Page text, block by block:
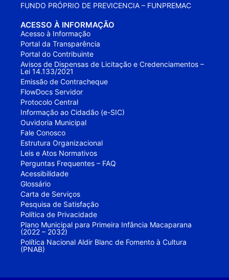
FUNDO PRÓPRIO DE PREVICENCIA – FUNPREMAC
ACESSO À INFORMAÇÃO
Acesso à Informação
Portal da Transparência
Portal do Contribuinte
Avisos de Dispensas de Licitação e Credenciamentos –
Lei 14.133/2021
Emissão de Contracheque
FlowDocs Servidor
Protocolo Central
Informação ao Cidadão (e-SIC)
Ouvidoria Municipal
Fale Conosco
Estrutura Organizacional
Leis e Atos Normativos
Perguntas Frequentes – FAQ
Acessibilidade
Glossário
Carta de Serviços
Pesquisa de Satisfação
Política de Privacidade
Plano Municipal para Primeira Infância Macaparana
(2022 – 2032)
Política Nacional Aldir Blanc de Fomento à Cultura
(PNAB)